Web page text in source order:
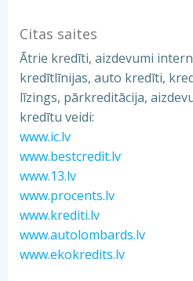
Citas saites
Ātrie kredīti, aizdevumi
kredītlīnijas, auto kredīti,
līzings, pārkreditācija,
kredītu veidi:
www.ic.lv
www.bestcredit.lv
www.13.lv
www.procents.lv
www.krediti.lv
www.autolombards.lv
www.ekokredits.lv